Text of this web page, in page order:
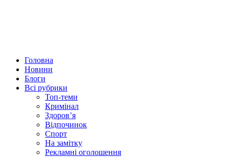
Головна
Новини
Блоги
Всі рубрики
Топ-теми
Кримінал
Здоров’я
Відпочинок
Спорт
На замітку
Рекламні оголошення